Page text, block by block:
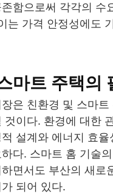
함으로써 각각의 수
는 가격 안정성에도
마트 주택의
은 친환경 및 스마트
것이다. 환경에 대한
설계와 에너지 효율
다. 스마트 홈 기술
면서도 부산의 새로
되어 있다.